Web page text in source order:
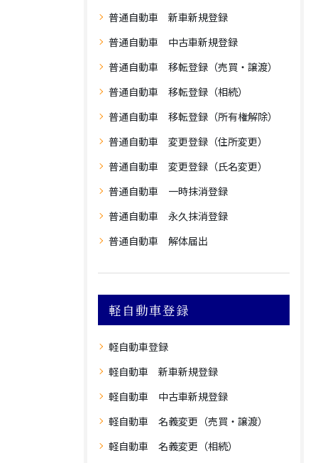
普通自動車 新車新規登録
普通自動車 中古車新規登録
普通自動車 移転登録（売買・譲渡）
普通自動車 移転登録（相続）
普通自動車 移転登録（所有権解除）
普通自動車 変更登録（住所変更）
普通自動車 変更登録（氏名変更）
普通自動車 一時抹消登録
普通自動車 永久抹消登録
普通自動車 解体届出
軽自動車登録
軽自動車登録
軽自動車 新車新規登録
軽自動車 中古車新規登録
軽自動車 名義変更（売買・譲渡）
軽自動車 名義変更（相続）